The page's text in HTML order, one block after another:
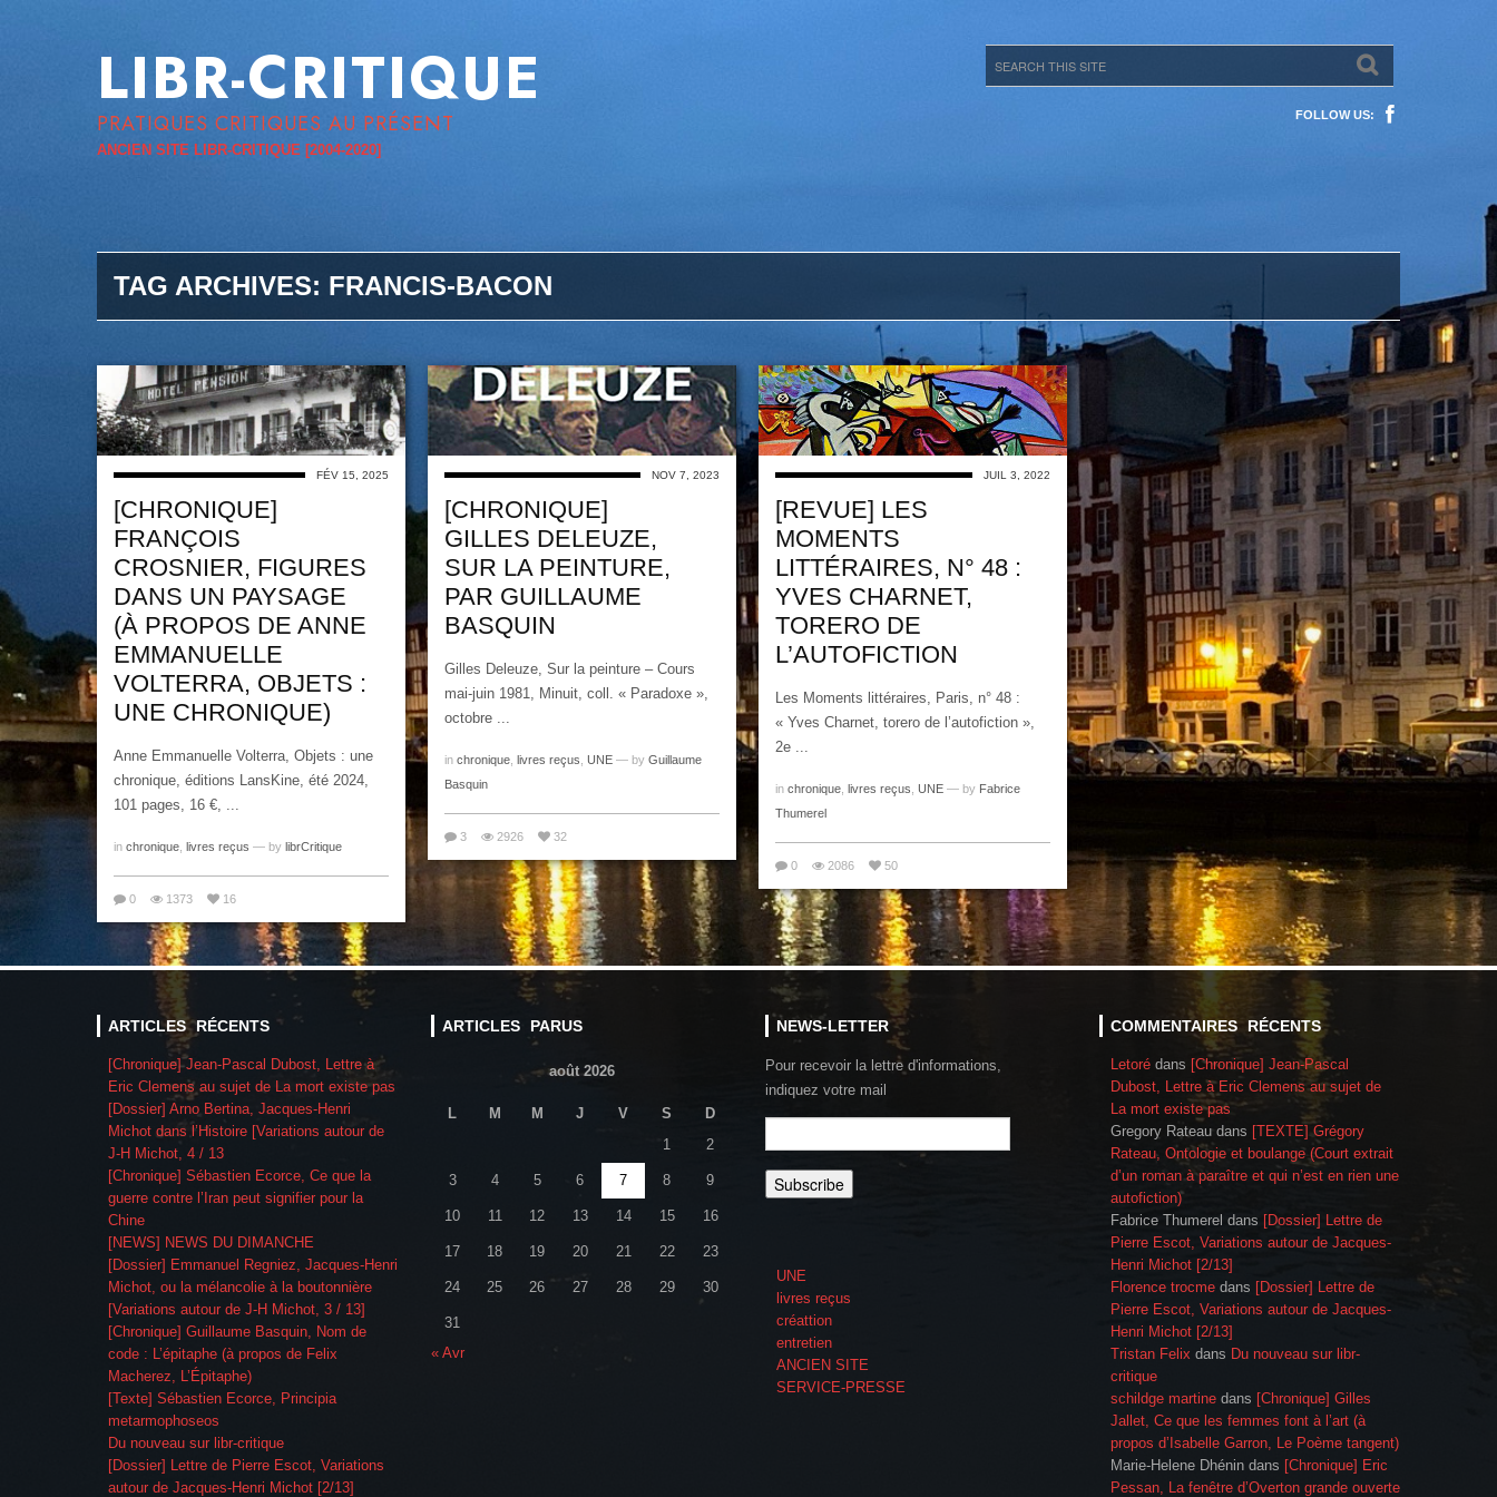
LIBR-CRITIQUE
PRATIQUES CRITIQUES AU PRÉSENT
ANCIEN SITE LIBR-CRITIQUE [2004-2020]
FOLLOW US:
TAG ARCHIVES: FRANCIS-BACON
FÉV 15, 2025
[CHRONIQUE]
FRANÇOIS
CROSNIER, FIGURES
DANS UN PAYSAGE
(À PROPOS DE ANNE
EMMANUELLE
VOLTERRA, OBJETS :
UNE CHRONIQUE)
Anne Emmanuelle Volterra, Objets : une
chronique, éditions LansKine, été 2024,
101 pages, 16 €, ...
in chronique livres reçus — by librCritique
0 1373 16
NOV 7, 2023
[CHRONIQUE]
GILLES DELEUZE,
SUR LA PEINTURE,
PAR GUILLAUME
BASQUIN
Gilles Deleuze, Sur la peinture – Cours
mai-juin 1981, Minuit, coll. « Paradoxe »,
octobre ...
in chronique livres reçus UNE — by Guillaume
Basquin
3 2926 32
JUIL 3, 2022
[REVUE] LES
MOMENTS
LITTÉRAIRES, N° 48 :
YVES CHARNET,
TORERO DE
L’AUTOFICTION
Les Moments littéraires, Paris, n° 48 :
« Yves Charnet, torero de l’autofiction »,
2e ...
in chronique livres reçus UNE — by Fabrice
Thumerel
0 2086 50
ARTICLES RÉCENTS
[Chronique] Jean-Pascal Dubost, Lettre à
Eric Clemens au sujet de La mort existe pas
[Dossier] Arno Bertina, Jacques-Henri
Michot dans l’Histoire [Variations autour de
J-H Michot, 4 / 13
[Chronique] Sébastien Ecorce, Ce que la
guerre contre l’Iran peut signifier pour la
Chine
[NEWS] NEWS DU DIMANCHE
[Dossier] Emmanuel Regniez, Jacques-Henri
Michot, ou la mélancolie à la boutonnière
[Variations autour de J-H Michot, 3 / 13]
[Chronique] Guillaume Basquin, Nom de
code : L’épitaphe (à propos de Felix
Macherez, L’Épitaphe)
[Texte] Sébastien Ecorce, Principia
metarmophoseos
Du nouveau sur libr-critique
[Dossier] Lettre de Pierre Escot, Variations
autour de Jacques-Henri Michot [2/13]
ARTICLES PARUS
août 2026
L M M J V S
D
1
2
3 4 5 6 7 8 9
10 11 12 13 14 15 16
17 18 19 20 21 22 23
24 25 26 27 28 29 30
31
« Avr
NEWS-LETTER
Pour recevoir la lettre d'informations,
indiquez votre mail
UNE
livres reçus
créattion
entretien
ANCIEN SITE
SERVICE-PRESSE
COMMENTAIRES RÉCENTS
Letoré dans [Chronique] Jean-Pascal
Dubost, Lettre à Eric Clemens au sujet de
La mort existe pas
Gregory Rateau dans [TEXTE] Grégory
Rateau, Ontologie et boulange (Court extrait
d’un roman à paraître et qui n’est en rien une
autofiction)
Fabrice Thumerel dans [Dossier] Lettre de
Pierre Escot, Variations autour de Jacques-
Henri Michot [2/13]
Florence trocme dans [Dossier] Lettre de
Pierre Escot, Variations autour de Jacques-
Henri Michot [2/13]
Tristan Felix dans Du nouveau sur libr-
critique
schildge martine dans [Chronique] Gilles
Jallet, Ce que les femmes font à l’art (à
propos d’Isabelle Garron, Le Poème tangent)
Marie-Helene Dhénin dans [Chronique] Eric
Pessan, La fenêtre d’Overton grande ouverte